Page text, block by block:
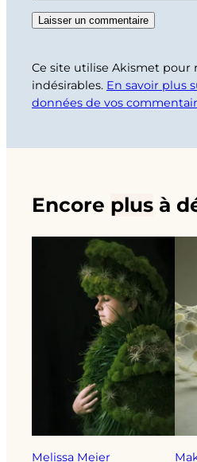
Ce site utilise Akismet pour
indésirables. En savoir plus
données de vos
Encore plus à
Melissa Meier